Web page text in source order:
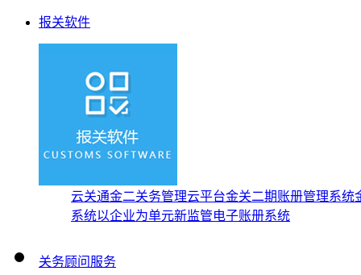
报关软件
云关通金二关务管理云平台金关二期账册管理系统
系统以企业为单元新监管电子账册系统
关务顾问服务